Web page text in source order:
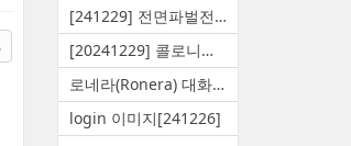
[241229] 전면파벌전 결과
[20241229] 콜로니전 결과
로네라(Ronera) 대화창
login 이미지[241226]